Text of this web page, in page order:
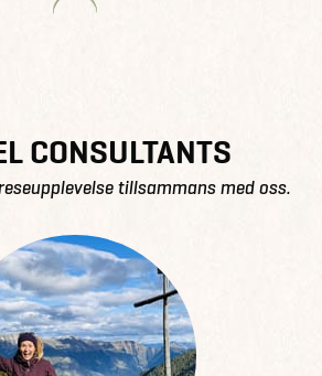
CONSULTANTS
tillsammans med oss.